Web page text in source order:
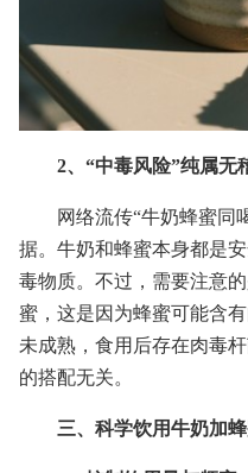
2、“中毒风险”纯属无
网络流传“牛奶蜂蜜同
据。牛奶和蜂蜜本身都是
毒物质。不过，需要注意
蜜，这是因为蜂蜜可能含
未成熟，食用后存在肉毒
的搭配无关。
三、科学饮用牛奶加